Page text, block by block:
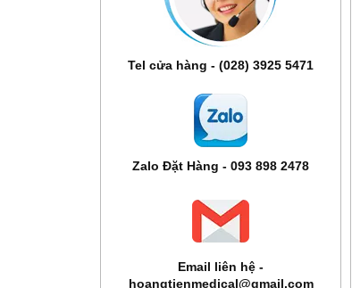
Tel cửa hàng - (028) 3925 5471
Zalo Đặt Hàng - 093 898 2478
Email liên hệ -
hoangtienmedical@gmail.com